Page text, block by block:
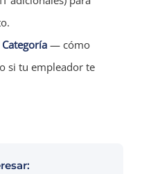
— cómo
si tu empleador te